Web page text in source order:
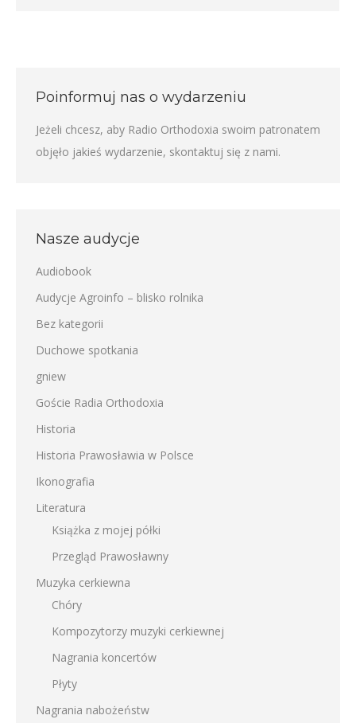
Poinformuj nas o wydarzeniu
Jeżeli chcesz, aby Radio Orthodoxia swoim patronatem
objęło jakieś wydarzenie, skontaktuj się z nami.
Nasze audycje
Audiobook
Audycje Agroinfo – blisko rolnika
Bez kategorii
Duchowe spotkania
gniew
Goście Radia Orthodoxia
Historia
Historia Prawosławia w Polsce
Ikonografia
Literatura
Książka z mojej półki
Przegląd Prawosławny
Muzyka cerkiewna
Chóry
Kompozytorzy muzyki cerkiewnej
Nagrania koncertów
Płyty
Nagrania nabożeństw